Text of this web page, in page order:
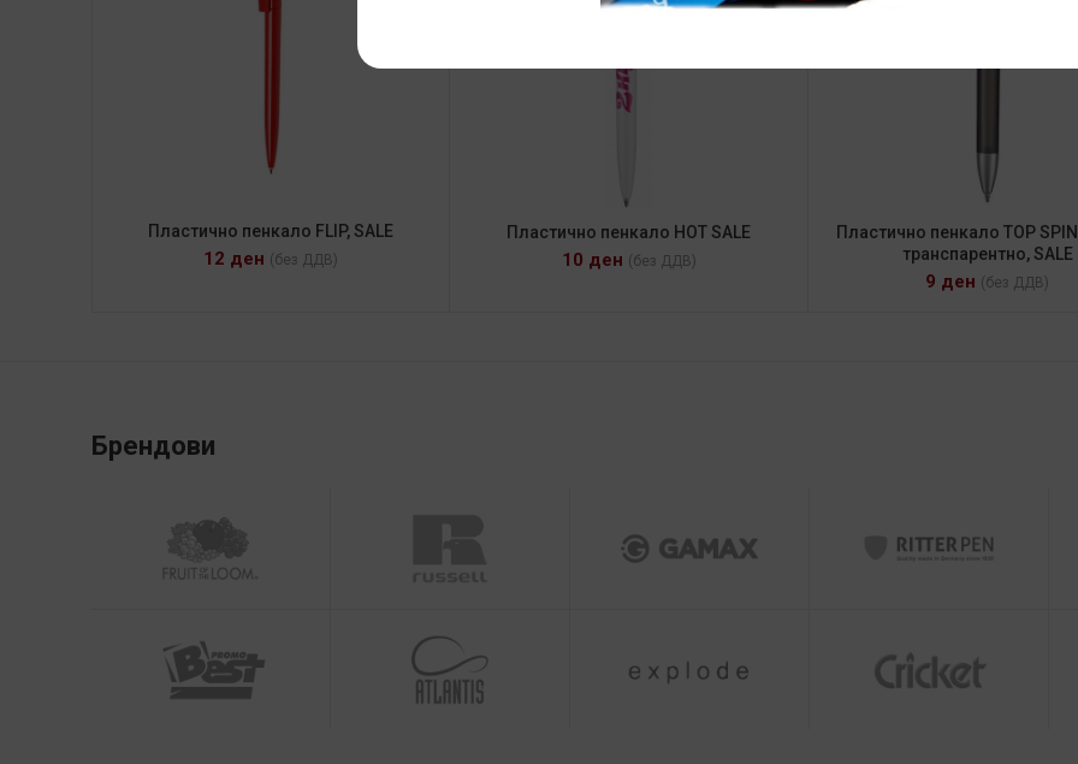
Пластично пенкало FLIP, SALE
12 ден (без ДДВ)
Пластично пенкало HOT SALE
10 ден (без ДДВ)
Пластично пенкало TOP SPIN
транспарентно, SALE
9 ден (без ДДВ)
Брендови